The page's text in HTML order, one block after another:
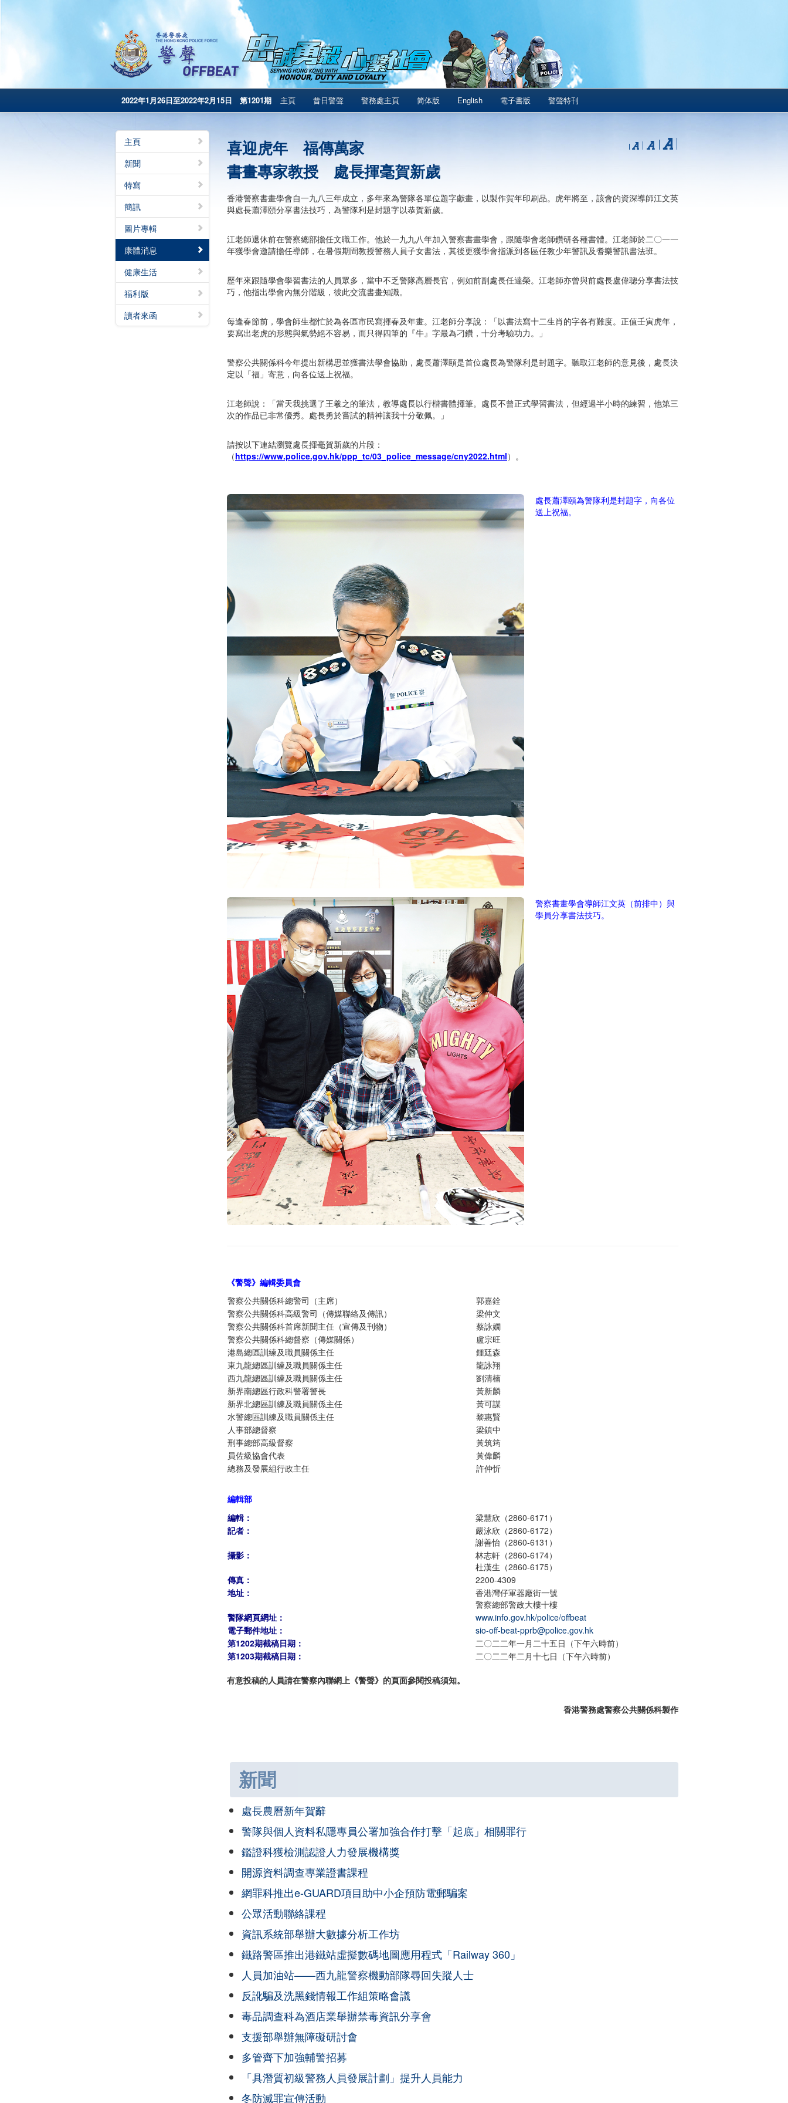
2022年1月26日至2022年2月15日 第1201期 主頁 昔日警聲 警務處主頁 简体版 English 電子書版 警聲特刊
主頁
新聞
特寫
簡訊
圖片專輯
康體消息
健康生活
福利版
讀者來函
喜迎虎年 福傳萬家
書畫專家教授 處長揮毫賀新歲
香港警察書畫學會自一九八三年成立，多年來為警隊各單位題字獻畫，以製作賀年印刷品。虎年將至，該會的資深導師江文英
與處長蕭澤頤分享書法技巧，為警隊利是封題字以恭賀新歲。
江老師退休前在警察總部擔任文職工作。他於一九九八年加入警察書畫學會，跟隨學會老師鑽研各種書體。江老師於二〇一一
年獲學會邀請擔任導師，在暑假期間教授警務人員子女書法，其後更獲學會指派到各區任教少年警訊及耆樂警訊書法班。
歷年來跟隨學會學習書法的人員眾多，當中不乏警隊高層長官，例如前副處長任達榮。江老師亦曾與前處長盧偉聰分享書法技
巧，他指出學會內無分階級，彼此交流書畫知識。
每逢春節前，學會師生都忙於為各區市民寫揮春及年畫。江老師分享說：「以書法寫十二生肖的字各有難度。正值壬寅虎年，
要寫出老虎的形態與氣勢絕不容易，而只得四筆的『牛』字最為刁鑽，十分考驗功力。」
警察公共關係科今年提出新構思並獲書法學會協助，處長蕭澤頤是首位處長為警隊利是封題字。聽取江老師的意見後，處長決
定以「福」寄意，向各位送上祝福。
江老師說：「當天我挑選了王羲之的筆法，教導處長以行楷書體揮筆。處長不曾正式學習書法，但經過半小時的練習，他第三
次的作品已非常優秀。處長勇於嘗試的精神讓我十分敬佩。」
請按以下連結瀏覽處長揮毫賀新歲的片段：
（https://www.police.gov.hk/ppp_tc/03_police_message/cny2022.html）。
處長蕭澤頤為警隊利是封題字，向各位
送上祝福。
警察書畫學會導師江文英（前排中）與
學員分享書法技巧。
《警聲》編輯委員會
警察公共關係科總警司（主席）
郭嘉銓
警察公共關係科高級警司（傳媒聯絡及傳訊）
梁仲文
警察公共關係科首席新聞主任（宣傳及刊物）
蔡詠嫺
警察公共關係科總督察（傳媒關係）
盧宗旺
港島總區訓練及職員關係主任
鍾廷森
東九龍總區訓練及職員關係主任
龍詠翔
西九龍總區訓練及職員關係主任
劉清楠
新界南總區行政科警署警長
黃新麟
新界北總區訓練及職員關係主任
黃可謀
水警總區訓練及職員關係主任
黎惠賢
人事部總督察
梁鎮中
刑事總部高級督察
黃筑筠
員佐級協會代表
黃偉麟
總務及發展組行政主任
許仲忻
編輯部
編輯：
梁慧欣（2860-6171）
記者：
嚴泳欣（2860-6172）
謝善怡（2860-6131）
攝影：
林志軒（2860-6174）
杜漢生（2860-6175）
傳真：
2200-4309
地址：
香港灣仔軍器廠街一號
警察總部警政大樓十樓
警隊網頁網址：
www.info.gov.hk/police/offbeat
電子郵件地址：
sio-off-beat-pprb@police.gov.hk
第1202期截稿日期：
二〇二二年一月二十五日（下午六時前）
第1203期截稿日期：
二〇二二年二月十七日（下午六時前）
有意投稿的人員請在警察內聯網上《警聲》的頁面參閱投稿須知。
香港警務處警察公共關係科製作
新聞
處長農曆新年賀辭
警隊與個人資料私隱專員公署加強合作打擊「起底」相關罪行
鑑證科獲檢測認證人力發展機構獎
開源資料調查專業證書課程
網罪科推出e-GUARD項目助中小企預防電郵騙案
公眾活動聯絡課程
資訊系統部舉辦大數據分析工作坊
鐵路警區推出港鐵站虛擬數碼地圖應用程式「Railway 360」
人員加油站——西九龍警察機動部隊尋回失蹤人士
反訛騙及洗黑錢情報工作組策略會議
毒品調查科為酒店業舉辦禁毒資訊分享會
支援部舉辦無障礙研討會
多管齊下加強輔警招募
「具潛質初級警務人員發展計劃」提升人員能力
冬防滅罪宣傳活動